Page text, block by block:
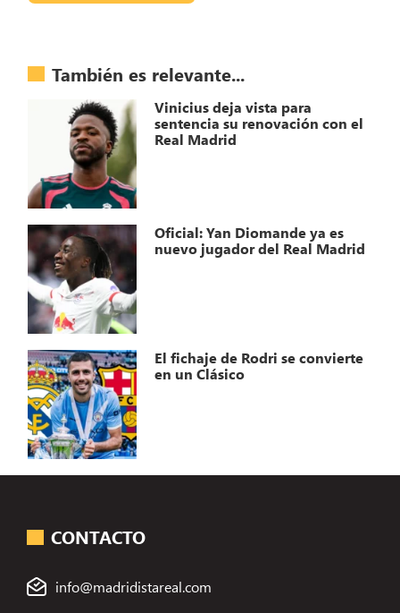
También es relevante...
Vinicius deja vista para
sentencia su renovación con el
Real Madrid
Oficial: Yan Diomande ya es
nuevo jugador del Real Madrid
El fichaje de Rodri se convierte
en un Clásico
CONTACTO
info@madridistareal.com